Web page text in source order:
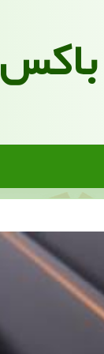
باکس